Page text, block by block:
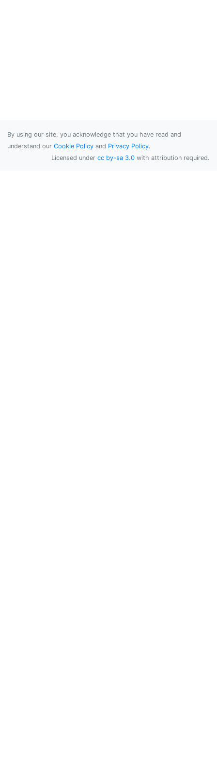
By using our site, you acknowledge that you have read and
understand our Cookie Policy and Privacy Policy.
Licensed under cc by-sa 3.0 with attribution required.